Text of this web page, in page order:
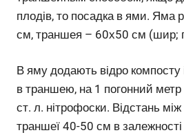
плодів, то посадка в ями. Яма
см, траншея – 60х50 см (шир;
В яму додають відро компосту
в траншею, на 1 погонний метр
ст. л. нітрофоски. Відстань
траншеї 40-50 см в залежності